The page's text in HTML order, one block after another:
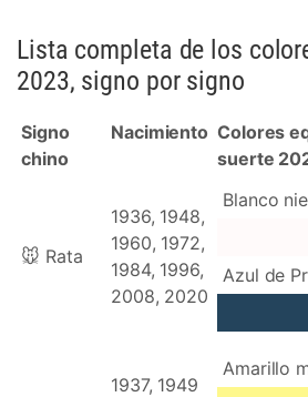
Lista completa de los
2023, signo por signo
Signo
chino
Nacimiento Colores
suerte
🐭 Rata
1936, 1948,
1960, 1972,
1984, 1996,
2008, 2020
Blanco
Azul de
1937, 1949
Amarillo